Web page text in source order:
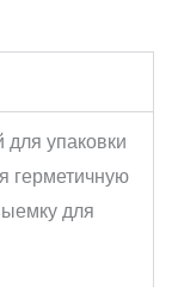
упаковки
герметичную
для